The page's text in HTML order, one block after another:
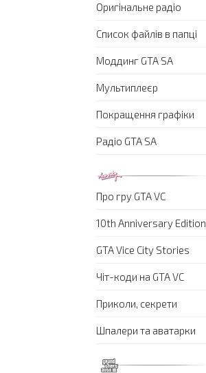
Оригінальне радіо
Список файлів в папці
Моддинг GTA SA
Мультиплеєр
Покращення графіки
Радіо GTA SA
Про гру GTA VC
10th Anniversary Edition
GTA Vice City Stories
Чіт-коди на GTA VC
Приколи, секрети
Шпалери та аватарки